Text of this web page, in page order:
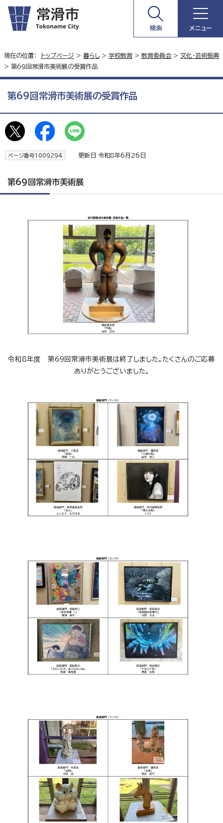
検索 メニュー
現在の位置： トップページ > 暮らし> 学校教育 > 教育委員会 > 文化・芸術振興
> 第69回常滑市美術展の受賞作品
第69回常滑市美術展の受賞作品
ページ番号1009294 更新日 令和8年6月26日
第69回常滑市美術展
令和8年度 第69回常滑市美術展は終了しました。たくさんのご応募
ありがとうございました。